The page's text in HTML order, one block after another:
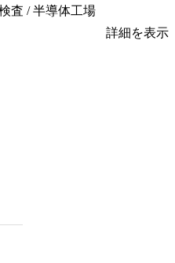
査 / 半導体工場
詳細を表示